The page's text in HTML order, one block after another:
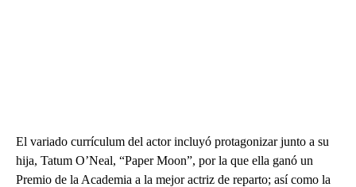
El variado currículum del actor incluyó protagonizar junto a su
hija, Tatum O’Neal, “Paper Moon”, por la que ella ganó un
Premio de la Academia a la mejor actriz de reparto; así como la